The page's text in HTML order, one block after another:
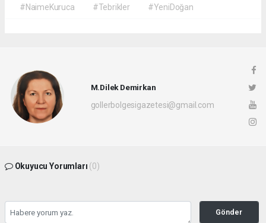
#NaimeKuruca
#Tebrikler #YeniDoğan
M.Dilek Demirkan
gollerbolgesigazetesi@gmail.com
Okuyucu Yorumları (0)
Gönder